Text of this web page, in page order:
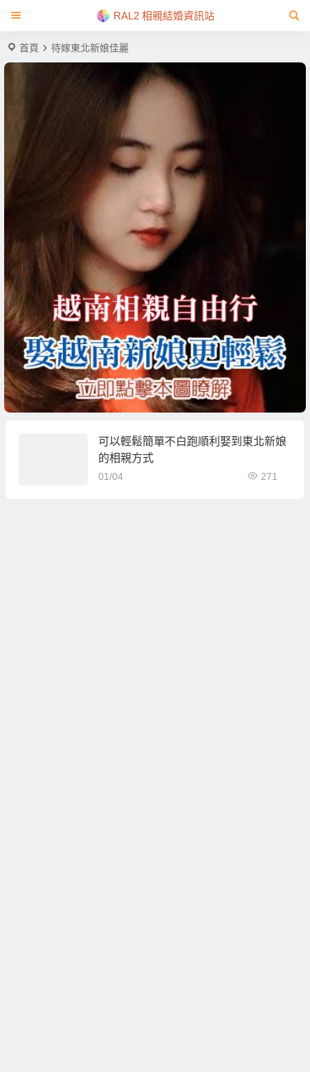
RAL2 相親結婚資訊站
首頁 待嫁東北新娘佳麗
可以輕鬆簡單不白跑順利娶到東北新娘
的相親方式
01/04 271